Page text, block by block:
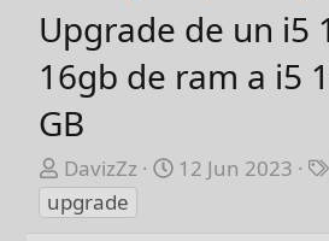
Upgrade de un i5
16gb de ram a i5
GB
A
u
t
DavizZz
F12 Jun 2023
upgrade